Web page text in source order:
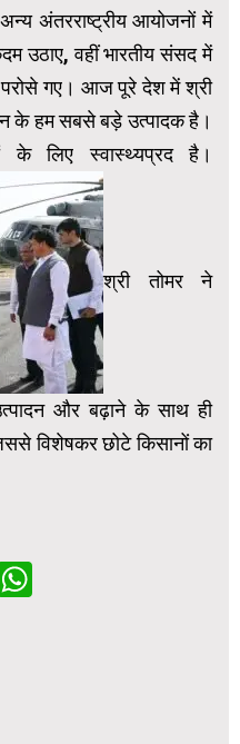
अंतरराष्ट्रीय आयोजनों में
उठाए, वहीं भारतीय संसद में
परोसे गए। आज पूरे देश में श्री
के हम सबसे बड़े उत्पादक है।
के लिए स्वास्थ्यप्रद है।
श्री तोमर ने
और बढ़ाने के साथ ही
विशेषकर छोटे किसानों का